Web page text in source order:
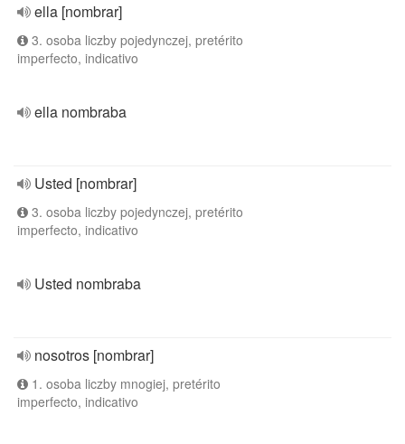
ella [nombrar]
3. osoba liczby pojedynczej, pretérito
imperfecto, indicativo
ella nombraba
Usted [nombrar]
3. osoba liczby pojedynczej, pretérito
imperfecto, indicativo
Usted nombraba
nosotros [nombrar]
1. osoba liczby mnogiej, pretérito
imperfecto, indicativo